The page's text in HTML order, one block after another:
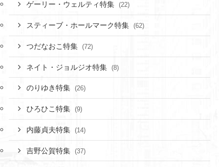
ゲーリー・ウェルティ特集 (22)
スティーブ・ホールマーク特集 (62)
つだなおこ特集 (72)
ネイト・ジョルジオ特集 (8)
のりゆき特集 (26)
ひろひこ特集 (9)
内藤貞夫特集 (14)
吉野公賀特集 (37)